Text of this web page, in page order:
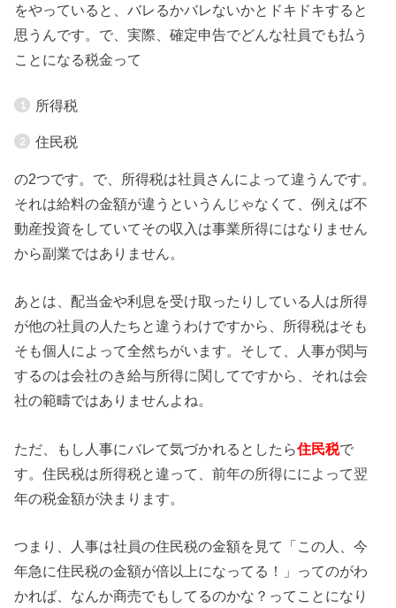
をやっていると、バレるかバレないかとドキドキすると
思うんです。で、実際、確定申告でどんな社員でも払う
ことになる税金って
所得税
住民税
の2つです。で、所得税は社員さんによって違うんです。
それは給料の金額が違うというんじゃなくて、例えば不
動産投資をしていてその収入は事業所得にはなりません
から副業ではありません。
あとは、配当金や利息を受け取ったりしている人は所得
が他の社員の人たちと違うわけですから、所得税はそも
そも個人によって全然ちがいます。そして、人事が関与
するのは会社のき給与所得に関してですから、それは会
社の範疇ではありませんよね。
ただ、もし人事にバレて気づかれるとしたら住民税で
す。住民税は所得税と違って、前年の所得にによって翌
年の税金額が決まります。
つまり、人事は社員の住民税の金額を見て「この人、今
年急に住民税の金額が倍以上になってる！」ってのがわ
かれば、なんか商売でもしてるのかな？ってことになり